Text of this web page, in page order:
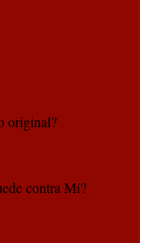
original?
contra Mí?